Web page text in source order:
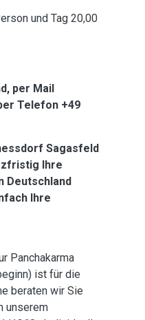
und Tag 20,00
, per Mail
Telefon +49
Sagasfeld
Ihre
Deutschland
Ihre
Panchakarma
ist für die
beraten wir Sie
unserem